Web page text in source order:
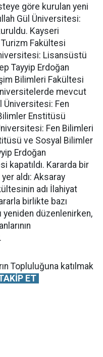
göre kurulan yeni
Gül Üniversitesi:
Kayseri
Fakültesi
Lisansüstü
Tayyip Erdoğan
Bilimleri Fakültesi
mevcut
Üniversitesi: Fen
Enstitüsü
Fen Bilimleri
ve Sosyal Bilimler
Erdoğan
kapatıldı. Kararda bir
aldı: Aksaray
adı İlahiyat
birlikte bazı
düzenlenirken,
Topluluğuna katılmak
ET